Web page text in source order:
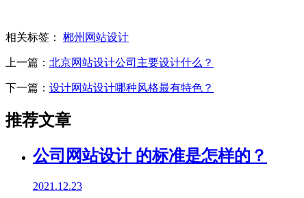
相关标签： 郴州网站设计
上一篇： 北京网站设计公司主要设计什么？
下一篇： 设计网站设计哪种风格最有特色？
推荐文章
公司网站设计 的标准是怎样的？
2021.12.23